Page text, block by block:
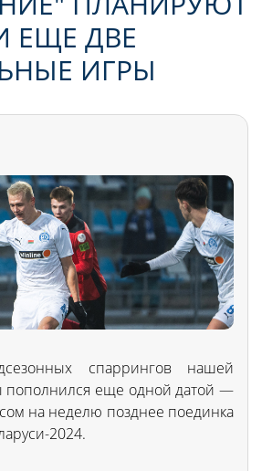
ЕЩЕ ДВЕ
ИГРЫ
спаррингов нашей
пополнился еще одной датой —
на неделю позднее поединка
2024.